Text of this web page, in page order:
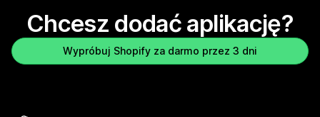
Chcesz dodać aplikację?
Wypróbuj Shopify za darmo przez 3 dni